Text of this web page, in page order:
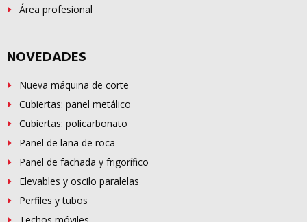
Área profesional
NOVEDADES
Nueva máquina de corte
Cubiertas: panel metálico
Cubiertas: policarbonato
Panel de lana de roca
Panel de fachada y frigorífico
Elevables y oscilo paralelas
Perfiles y tubos